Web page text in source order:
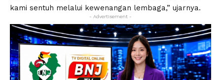
kami sentuh melalui kewenangan lembaga,” ujarnya.
- Advertisement -